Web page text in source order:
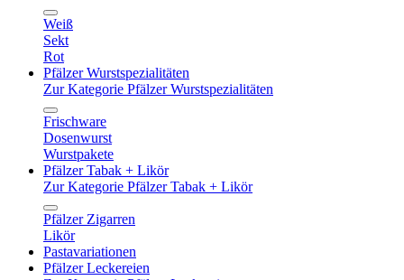
Weiß
Sekt
Rot
Pfälzer Wurstspezialitäten
Zur Kategorie Pfälzer Wurstspezialitäten
Frischware
Dosenwurst
Wurstpakete
Pfälzer Tabak + Likör
Zur Kategorie Pfälzer Tabak + Likör
Pfälzer Zigarren
Likör
Pastavariationen
Pfälzer Leckereien